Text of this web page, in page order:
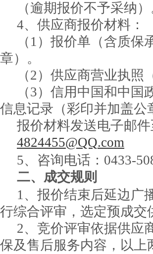
（逾期报价不予采纳）
4、供应商报价材料：
（1）报价单（含质
章）。
（2）供应商营业执
（3）信用中国和中
信息记录（彩印并加盖公
报价材料发送电子邮件
4824455@QQ.com
5、咨询电话：0433-
二、成交规则
1、报价结束后延边广
行综合评审，选定预成交
2、竞价评审依据供应
保及售后服务内容，以上